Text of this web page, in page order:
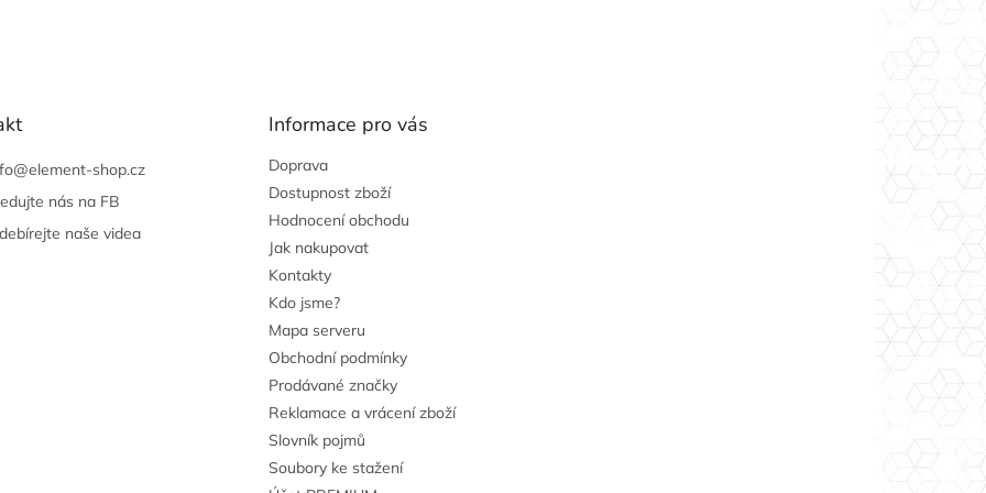
@element-shop.cz
nás na FB
naše videa
Informace pro vás
Doprava
Dostupnost zboží
Hodnocení obchodu
Jak nakupovat
Kontakty
Kdo jsme?
Mapa serveru
Obchodní podmínky
Prodávané značky
Reklamace a vrácení zboží
Slovník pojmů
Soubory ke stažení